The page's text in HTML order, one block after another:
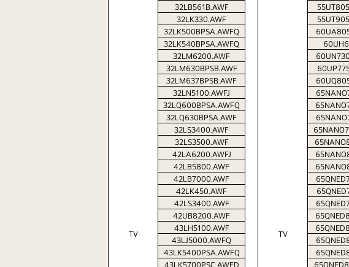
TV TV
32LB561B.AWF
32LK330.AWF
32LK500BPSA.AWFQ
32LK540BPSA.AWFQ
32LM6200.AWF
32LM630BPSB.AWF
32LM637BPSB.AWF
32LN5100.AWFJ
32LQ600BPSA.AWFQ
32LQ630BPSA.AWF
32LS3400.AWF
32LS3500.AWF
42LA6200.AWFJ
42LB5800.AWF
42LB7000.AWF
42LK450.AWF
42LS3400.AWF
42UB8200.AWF
43LH5100.AWF
43LJ5000.AWFQ
43LK5400PSA.AWFQ
43LK5700PSC.AWFD